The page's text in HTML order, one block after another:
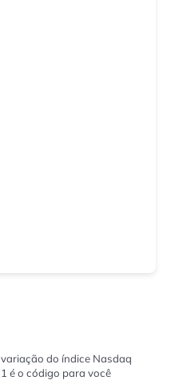
do índice Nasdaq
é o código para você